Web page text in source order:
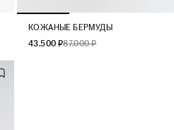
КОЖАНЫЕ БЕРМУДЫ
43.500 ₽87.000 ₽